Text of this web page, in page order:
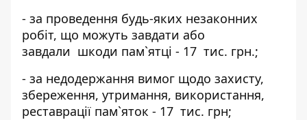
- за проведення будь-яких незаконних
робіт, що можуть завдати або
завдали шкоди пам`ятці - 17 тис. грн.;
- за недодержання вимог щодо захисту,
збереження, утримання, використання,
реставрації пам`яток - 17 тис. грн;